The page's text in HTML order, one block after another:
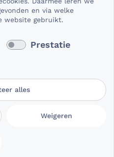
en
Cookievoorkeuren
en via welke
website gebruikt.
Prestatie
alles
Weigeren